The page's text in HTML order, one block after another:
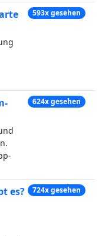
593x gesehen
624x gesehen
es? 724x gesehen